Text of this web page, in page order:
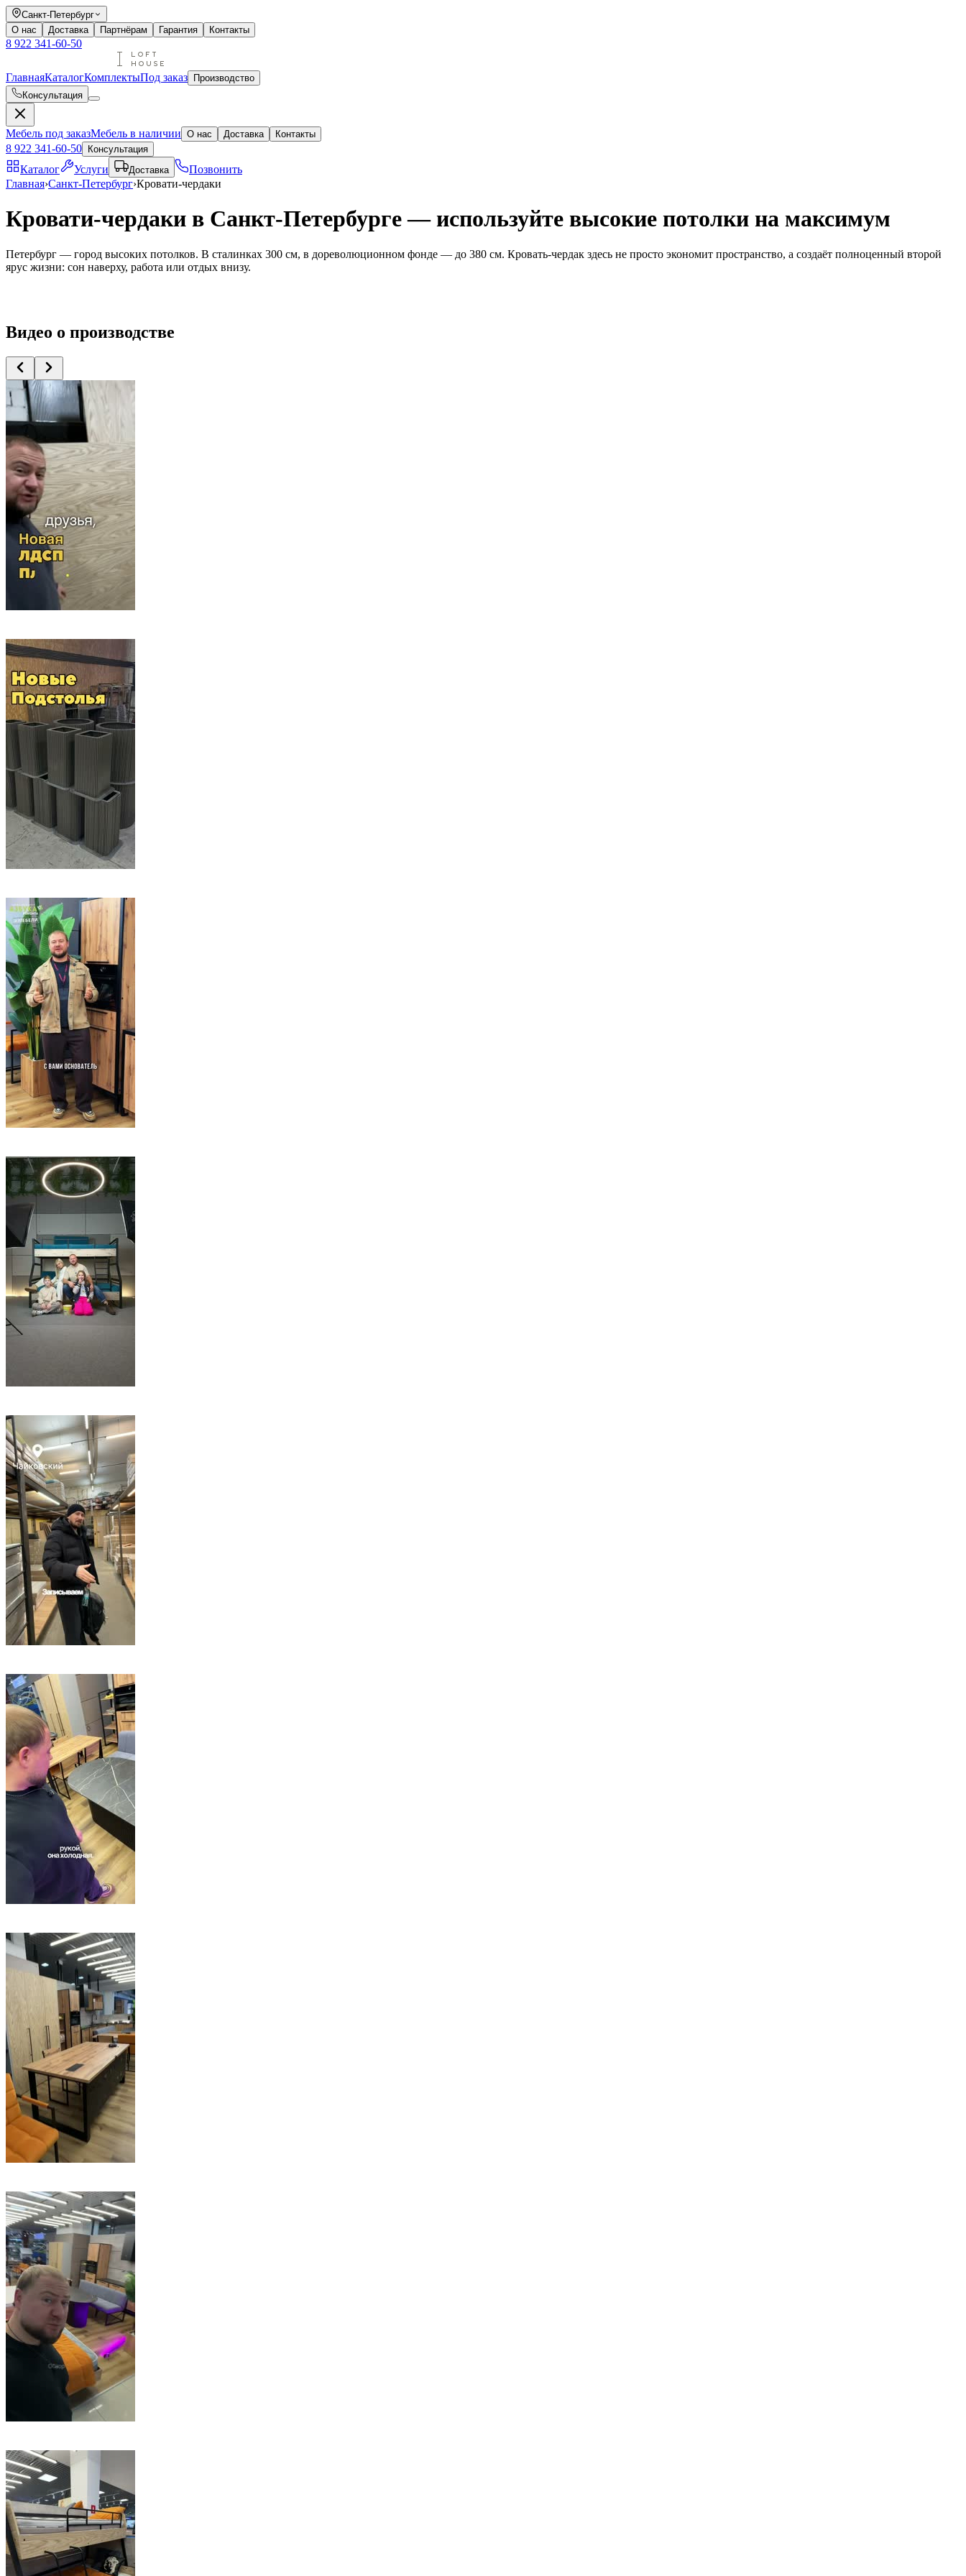
Санкт-Петербург
О нас
Доставка Партнёрам Гарантия Контакты
8 922 341-60-50
ГлавнаяКаталогКомплектыПод заказ
Производство
Консультация
Мебель под заказМебель в наличии О нас Доставка Контакты
8 922 341-60-50 Консультация
Каталог Услуги Доставка
Позвонить
Главная›Санкт-Петербург›Кровати-чердаки
Кровати-чердаки в Санкт-Петербурге — используйте высокие потолки на максимум
Петербург — город высоких потолков. В сталинках 300 см, в дореволюционном фонде — до 380 см. Кровать-чердак здесь не просто экономит пространство, а создаёт полноценный второй
ярус жизни: сон наверху, работа или отдых внизу.
Видео о производстве